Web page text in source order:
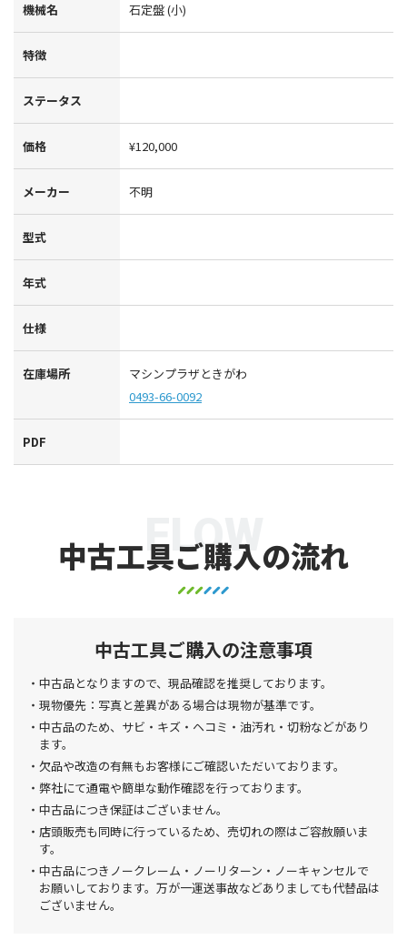
機械名 石定盤 (小)
特徴
ステータス
価格 ¥120,000
メーカー 不明
型式
年式
仕様
在庫場所
マシンプラザときがわ
0493-66-0092
PDF
中古工具ご購入の流れ
FLOW
中古工具ご購入の注意事項
中古品となりますので、現品確認を推奨しております。
現物優先：写真と差異がある場合は現物が基準です。
中古品のため、サビ・キズ・ヘコミ・油汚れ・切粉などがあり
ます。
欠品や改造の有無もお客様にご確認いただいております。
弊社にて通電や簡単な動作確認を行っております。
中古品につき保証はございません。
店頭販売も同時に行っているため、売切れの際はご容赦願いま
す。
中古品につきノークレーム・ノーリターン・ノーキャンセルで
お願いしております。万が一運送事故などありましても代替品は
ございません。